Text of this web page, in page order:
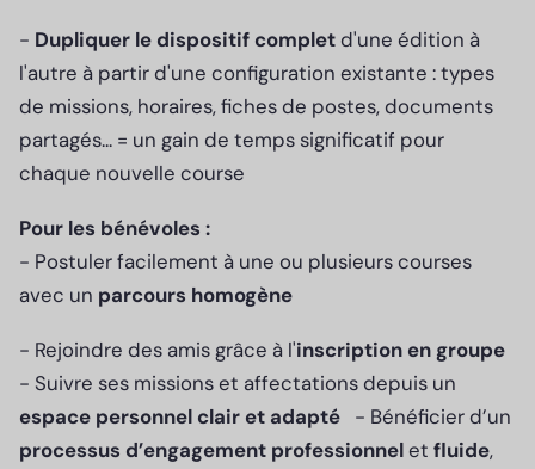
- Dupliquer le dispositif completd'une édition à
l'autre à partir d'une configuration existante : types
de missions, horaires, fiches de postes, documents
partagés... = un gain de temps significatif pour
chaque nouvelle course
Pour les bénévoles :
- Postuler facilement à une ou plusieurs courses
avec un parcours homogène
- Rejoindre des amis grâce à l'inscription en groupe
- Suivre ses missions et affectations depuis un
espace personnel clair et adapté - Bénéficier d’un
processus d’engagement professionnelet fluide,